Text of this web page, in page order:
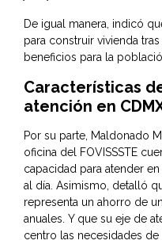
De igual manera, indicó
para construir vivienda
beneficios para la
Características
atención en
Por su parte, Maldonado
oficina del FOVISSSTE
capacidad para atender
al día. Asimismo, detalló
representa un ahorro de
anuales. Y que su eje de
centro las necesidades